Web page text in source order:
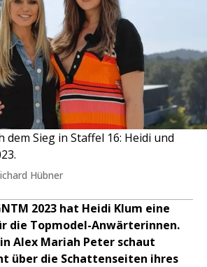
dem Sieg in Staffel 16: Heidi und
Hübner
2023 hat Heidi Klum eine
die Topmodel-Anwärterinnen.
Alex Mariah Peter schaut
über die Schattenseiten ihres